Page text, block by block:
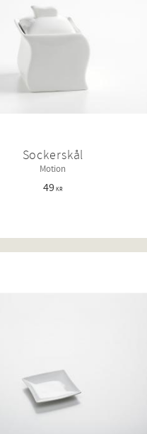
Sockerskål
Motion
49KR